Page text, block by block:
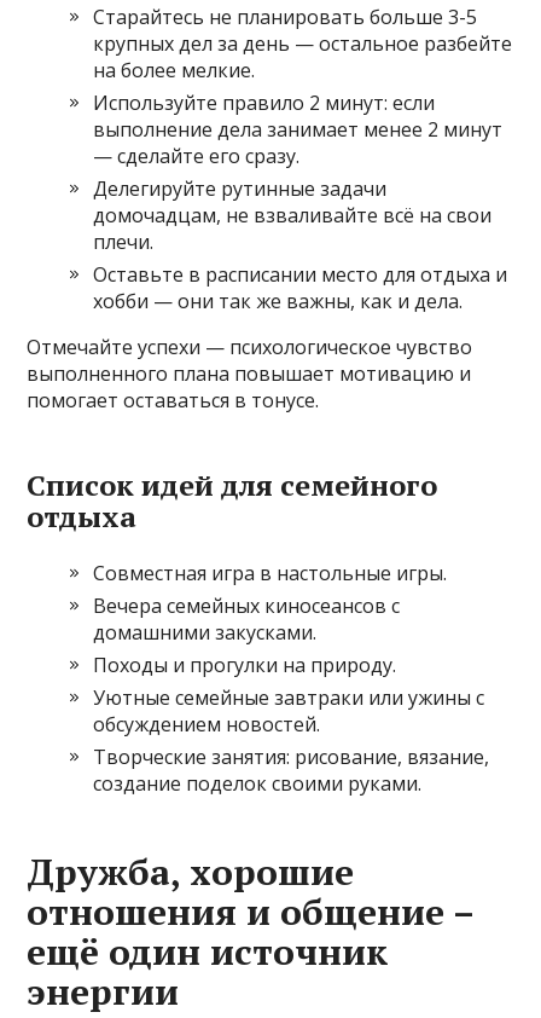
Старайтесь не планировать больше 3-5
крупных дел за день — остальное разбейте
на более мелкие.
Используйте правило 2 минут: если
выполнение дела занимает менее 2 минут
— сделайте его сразу.
Делегируйте рутинные задачи
домочадцам, не взваливайте всё на свои
плечи.
Оставьте в расписании место для отдыха и
хобби — они так же важны, как и дела.
Отмечайте успехи — психологическое чувство
выполненного плана повышает мотивацию и
помогает оставаться в тонусе.
Список идей для семейного
отдыха
Совместная игра в настольные игры.
Вечера семейных киносеансов с
домашними закусками.
Походы и прогулки на природу.
Уютные семейные завтраки или ужины с
обсуждением новостей.
Творческие занятия: рисование, вязание,
создание поделок своими руками.
Дружба, хорошие
отношения и общение –
ещё один источник
энергии